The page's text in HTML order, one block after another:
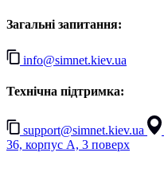
Загальні запитання:
info@simnet.kiev.ua
Технічна підтримка:
support@simnet.kiev.ua
36, корпус А, 3 поверх